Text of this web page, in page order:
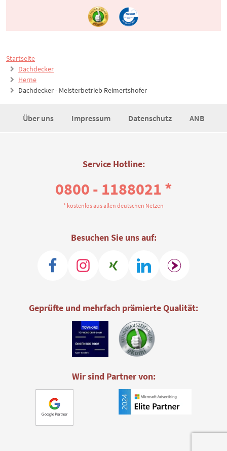
Startseite
Dachdecker
Herne
Dachdecker - Meisterbetrieb Reimertshofer
Über uns Impressum Datenschutz ANB
Service Hotline:
0800 - 1188021 *
* kostenlos aus allen deutschen Netzen
Besuchen Sie uns auf:
Geprüfte und mehrfach prämierte Qualität:
Wir sind Partner von: